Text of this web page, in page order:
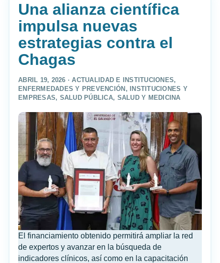
Una alianza científica
impulsa nuevas
estrategias contra el
Chagas
ABRIL 19, 2026 ·ACTUALIDAD E INSTITUCIONES,
ENFERMEDADES Y PREVENCIÓN ,
INSTITUCIONES Y
EMPRESAS, SALUD PÚBLICA, SALUD Y MEDICINA
El financiamiento obtenido permitirá ampliar la red
de expertos y avanzar en la búsqueda de
indicadores clínicos, así como en la capacitación